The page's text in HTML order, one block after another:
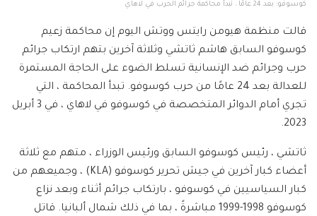
كوسوفو: بعد 24 عامًا ، تبدأ محاكمة جرائم الحرب في لاهاي
قالت منظمة هيومن رايتس ووتش اليوم إن محاكمة زعيم
كوسوفو السابق هاشم ثاتشي وثلاثة آخرين بتهم ارتكاب جرائم
حرب وجرائم ضد الإنسانية تسلط الضوء على الحاجة المستمرة
للعدالة بعد 24 عامًا من حرب كوسوفو. تبدأ المحاكمة ، التي
تجري أمام الدوائر المتخصصة في كوسوفو في لاهاي ، في 3 أبريل
2023.
ثاتشي ، رئيس كوسوفو السابق ورئيس الوزراء ، متهم مع ثلاثة
أعضاء كبار آخرين في جيش تحرير كوسوفو (KLA) ، وجميعهم من
كبار السياسيين في كوسوفو ، بارتكاب جرائم أثناء وبعد نزاع
كوسوفو 1998-1999 مباشرةً ، بما في ذلك شمال ألبانيا. قاتل